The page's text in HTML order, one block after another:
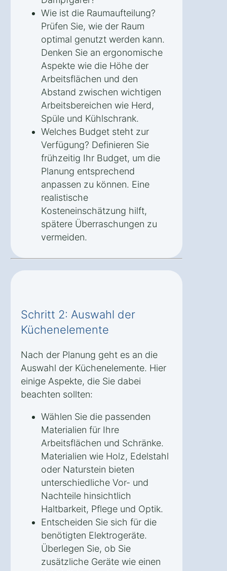
Wie ist die Raumaufteilung?
Prüfen Sie, wie der Raum
optimal genutzt werden kann.
Denken Sie an ergonomische
Aspekte wie die Höhe der
Arbeitsflächen und den
Abstand zwischen wichtigen
Arbeitsbereichen wie Herd,
Spüle und Kühlschrank.
Welches Budget steht zur
Verfügung? Definieren Sie
frühzeitig Ihr Budget, um die
Planung entsprechend
anpassen zu können. Eine
realistische
Kosteneinschätzung hilft,
spätere Überraschungen zu
vermeiden.
Schritt 2: Auswahl der
Küchenelemente
Nach der Planung geht es an die
Auswahl der Küchenelemente. Hier
einige Aspekte, die Sie dabei
beachten sollten:
Wählen Sie die passenden
Materialien für Ihre
Arbeitsflächen und Schränke.
Materialien wie Holz, Edelstahl
oder Naturstein bieten
unterschiedliche Vor- und
Nachteile hinsichtlich
Haltbarkeit, Pflege und Optik.
Entscheiden Sie sich für die
benötigten Elektrogeräte.
Überlegen Sie, ob Sie
zusätzliche Geräte wie einen